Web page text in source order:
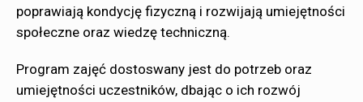
poprawiają kondycję fizyczną i rozwijają umiejętności
społeczne oraz wiedzę techniczną.
Program zajęć dostoswany jest do potrzeb oraz
umiejętności uczestników, dbając o ich rozwój